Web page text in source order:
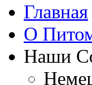
Главная
О
Наши